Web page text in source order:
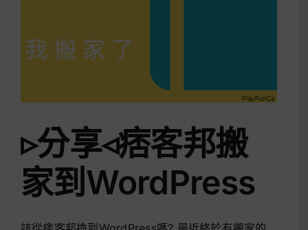
▹分享◃痞客邦搬
家到WordPress